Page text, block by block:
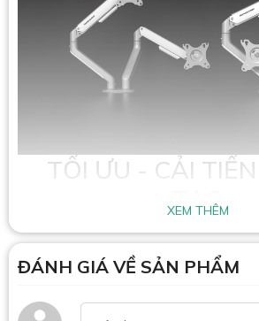
TỐI ƯU - CẢI
TẠO
XEM THÊM
ĐÁNH GIÁ VỀ SẢN PHẨM